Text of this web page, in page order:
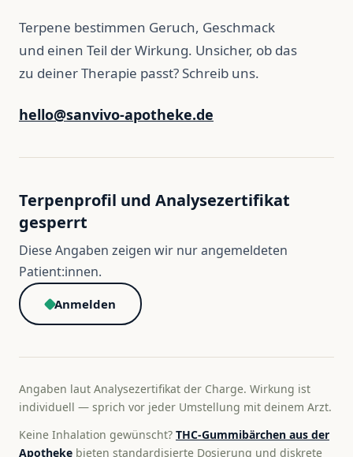
Terpene bestimmen Geruch, Geschmack
und einen Teil der Wirkung. Unsicher, ob das
zu deiner Therapie passt? Schreib uns.
hello@sanvivo-apotheke.de
Terpenprofil und Analysezertifikat
gesperrt
Diese Angaben zeigen wir nur angemeldeten
Patient:innen.
Anmelden
Angaben laut Analysezertifikat der Charge. Wirkung ist
individuell — sprich vor jeder Umstellung mit deinem Arzt.
Keine Inhalation gewünscht? THC-Gummibärchen aus der
Apotheke bieten standardisierte Dosierung und diskrete